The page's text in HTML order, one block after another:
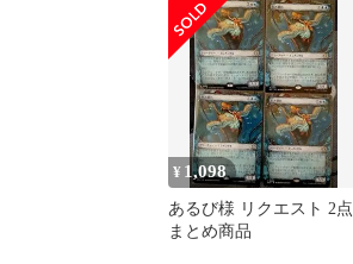
¥ 1,098
あるび様 リクエスト 2点
まとめ商品